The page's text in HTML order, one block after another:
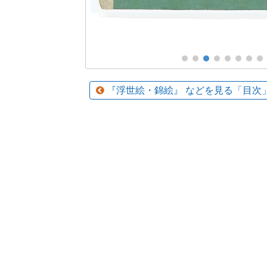
『浮世絵・錦絵』 などを見る「目次